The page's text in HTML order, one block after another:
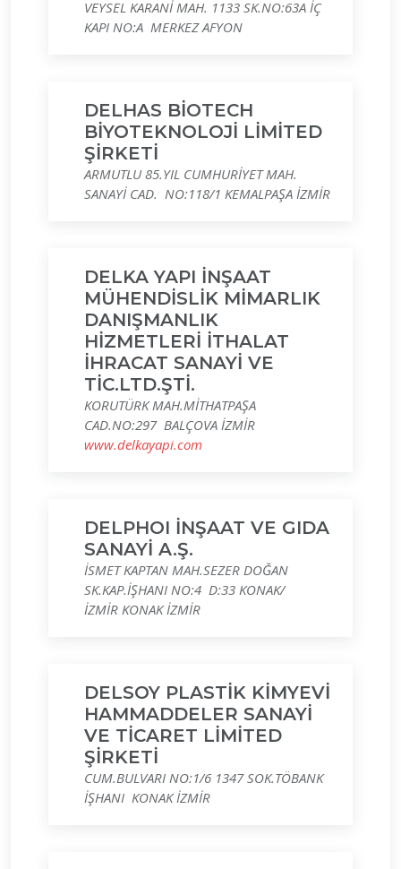
VEYSEL KARANİ MAH. 1133 SK.NO:63A İÇ
KAPI NO:A MERKEZ AFYON
DELHAS BİOTECH
BİYOTEKNOLOJİ LİMİTED
ŞİRKETİ
ARMUTLU 85.YIL CUMHURİYET MAH.
SANAYİ CAD. NO:118/1 KEMALPAŞA İZMİR
DELKA YAPI İNŞAAT
MÜHENDİSLİK MİMARLIK
DANIŞMANLIK
HİZMETLERİ İTHALAT
İHRACAT SANAYİ VE
TİC.LTD.ŞTİ.
KORUTÜRK MAH.MİTHATPAŞA
CAD.NO:297 BALÇOVA İZMİR
www.delkayapi.com
DELPHOI İNŞAAT VE GIDA
SANAYİ A.Ş.
İSMET KAPTAN MAH.SEZER DOĞAN
SK.KAP.İŞHANI NO:4 D:33 KONAK/
İZMİR KONAK İZMİR
DELSOY PLASTİK KİMYEVİ
HAMMADDELER SANAYİ
VE TİCARET LİMİTED
ŞİRKETİ
CUM.BULVARI NO:1/6 1347 SOK.TÖBANK
İŞHANI KONAK İZMİR